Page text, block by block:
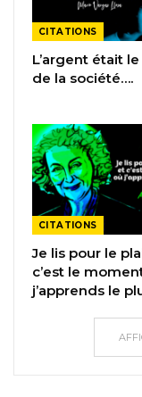
CITATIONS
L’argent était
de la société….
CITATIONS
Je lis pour le
c’est le
j’apprends le